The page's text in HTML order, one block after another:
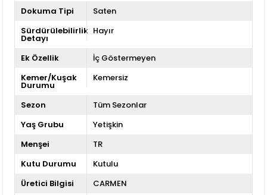
Dokuma Tipi
Saten
Sürdürülebilirlik
Detayı
Hayır
Ek Özellik
İç Göstermeyen
Kemer/Kuşak
Durumu
Kemersiz
Sezon
Tüm Sezonlar
Yaş Grubu
Yetişkin
Menşei
TR
Kutu Durumu
Kutulu
Üretici Bilgisi
CARMEN